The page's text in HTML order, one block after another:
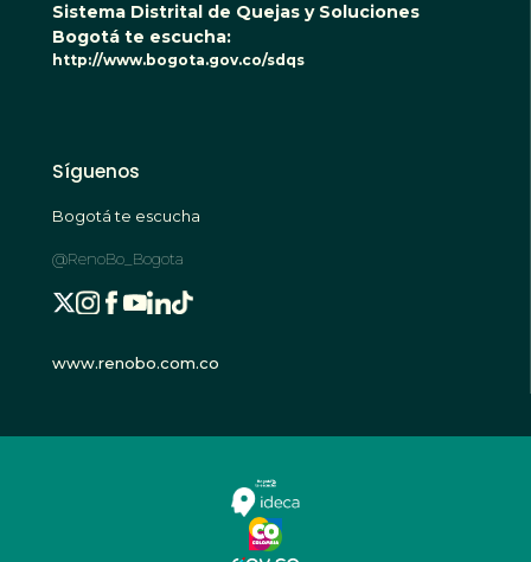
Sistema Distrital de Quejas y Soluciones
Bogotá te escucha:
http://www.bogota.gov.co/sdqs
Síguenos
Bogotá te escucha
@RenoBo_Bogota
www.renobo.com.co